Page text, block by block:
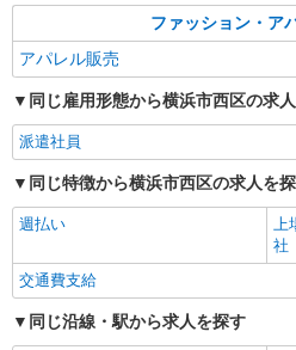
LOUNIE（ルーニィ） 横浜タカシマヤ
未経験歓迎のア
未経験：月給
（店長候補）：月
あたり20時間、超
3万円まで交通費
同条件 【手当】固定残業手当／資格手当／店舗職
制手当／住宅手当
途支給）※試用期
当の種類はエリア
ン実施中！／※詳
≪横浜タカシ
COCO DEAL（ココディール） ルミネ
時給1230円〜
ファッション・ア
アパレル販売
同じ雇用形態から横浜市西区の求
派遣社員
同じ特徴から横浜市西区の求人を
週払い
上
社
交通費支給
同じ沿線・駅から求人を探す